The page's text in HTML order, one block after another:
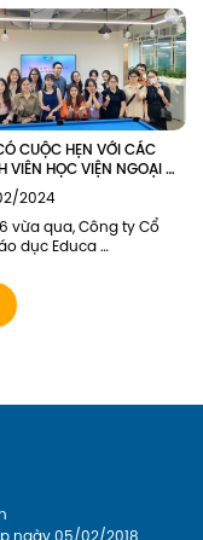
bằng tốt nghiệp cho
K55 và khóa cũ tại hội
Edupia vinh dự khi
tham dự buổi lễ.
CUỘC HẸN VỚI CÁC
VIÊN HỌC VIỆN NGOẠI
2024
vừa qua, Công ty Cổ
dục Educa
buổi gặp mặt tham
nghiệp. Đại diện
có Chị Lý Thị Hải
lại những khoảnh